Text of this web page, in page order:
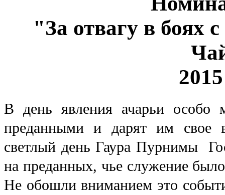
"За отвагу в боях
В день явления ачарьи особо
преданными и дарят им свое
светлый день Гаура Пурнимы
на преданных, чье служение
Не обошли вниманием это